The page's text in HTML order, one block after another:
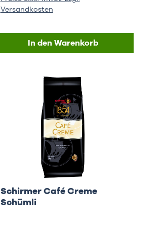
Versandkosten
In den Warenkorb
Schirmer Café Creme
Schümli